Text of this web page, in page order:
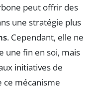
peut offrir des
une stratégie plus
. Cependant, elle ne
une fin en soi, mais
initiatives de
ce mécanisme